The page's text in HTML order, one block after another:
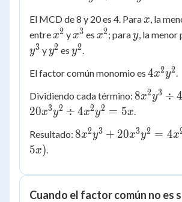
20x^3y^2
El MCD de 8 y 20 es 4. Para x
x, la
entre x^2
x2 y x^3
x3 es x^2
x2; paray
y, la menor
y^3
y3 yy^2
y2 esy^2
y2.
El factor común monomio es 4x2y2.
Dividiendo cada término: 8x^2y^3
= 2y
8x2y3 ÷
20x^3y^2
4x^2y^2
= 5x
20x3y2 ÷ 4x2y2 = 5x.
Resultado: 8x^2y^3 +
4x^2y^2(2y
+ 5x)
8x2y3 + 20x3y2 = 4x
5x).
Cuando el factor común no es